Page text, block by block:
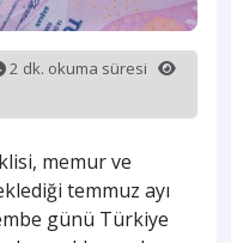
2 dk. okuma süresi
memur ve
temmuz ayı
günü Türkiye